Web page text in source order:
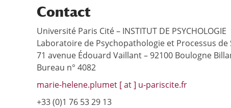
Contact
Université Paris Cité – INSTITUT DE PSYCHOLOGIE
Laboratoire de Psychopathologie et Processus de
71 avenue Édouard Vaillant – 92100 Boulogne
Bureau n° 4082
marie-helene.plumet [ at ] u-pariscite.fr
+33 (0)1 76 53 29 13